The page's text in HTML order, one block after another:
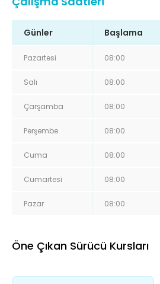
Günler Başlama
Pazartesi 08:00
Salı 08:00
Çarşamba 08:00
Perşembe 08:00
Cuma 08:00
Cumartesi 08:00
Pazar 08:00
Öne Çıkan Sürücü Kursları